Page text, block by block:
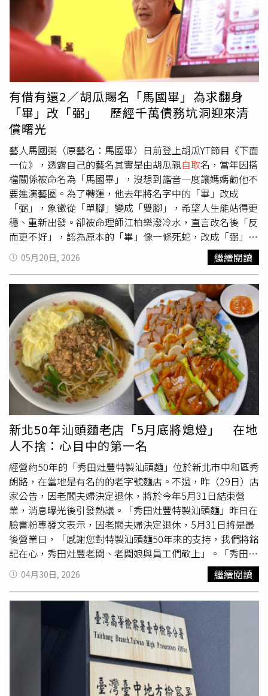
示，如果能藉此調高員工基本薪資並徹底廢除小費制度，他
們其實非常樂意接受菜單價格適度調漲。
也必須肩負社會環境責任以及珍惜公共資源的義務，因此台
積電近年在ESG、綠能投資與公益等項目的投入持續增加，
這也是公司重新調整利潤分配的重要原因之一。不過，魏哲
家也在會中多次強調，「公司對員工的照顧不會改變」，並
直接回應近期外界最關注的分紅縮水問題。他表示，台積電
員工分紅「沒有天花板」，創辦人張忠謀過去也曾要求，希
望員工每年拿到的分紅，都能比前一年更多。魏哲家指出，
近年隨著公司營運規模持續擴大、獲利屢創新高，自2023
年至今，台積電員工分紅年增幅都不低於30%，甚至高於3
成。今年若員工績效考核與去年維持一致，公司仍有信心讓
全年分紅持續強勁成長，增幅將超越去年30%的水準。根據
參與溝通會的員工轉述，魏哲家也特別向同仁喊話，表示自
己對台積電未來發展非常有信心，「記住我今天講的話，拿
分紅買台積電股票，保證未來生活無虞。」他鼓勵員工將分
紅再投入公司股票，認為長期持有將能共享公司成長成果。
此外，魏哲家也回應外界對組織調整與人才流失的疑慮。他
強調，目前台積電沒有任何結構性調整計畫，也不擔心競爭
對手挖角人才。與部分企業不同的是，台積電不會依照單位
是否賺錢，決定該部門領取分紅多寡，「即使沒有賺錢，也
是公司的一份子。」除了分紅議題外，魏哲家也透露，未來
公司目標將是「基層員工加薪幅度高於主管」，希望第一線
員工能更直接共享公司成長紅利。由於近年全球半導體競爭
升溫，加上台積電持續海外擴廠、資本支出與永續投資增
加，薪資、分紅與人才流動問題也格外受到關注。此次魏哲
家罕見親自取消出差、全面與員工溝通，被外界視為台積電
近年少見的大動作，也反映公司對內部士氣與人才穩定的高
度重視。
有借有還2／胡瓜賜名「馬國畢」為求翻身
「畢」改「弼」 歷經千萬債務坑洞迎來清
償曙光
藝人馬國弼（原藝名：馬國畢）日前登上胡瓜YT節目《下面
一位》，透露自己的藝名其實是由胡瓜親自取名，當年因搭
檔關係被命名為「馬國畢」，沒想到諧音一度讓媽媽勸他不
要進演藝圈。為了轉運，他去年將名字中的「畢」改成
「弼」，象徵從「單腳」變成「雙腳」，希望人生能站得更
穩、重新出發。卻被命理師江柏樂潑冷水，直言改名後「反
而更不好」，認為原本的「畢」像一條死蛇，改成「弼」後
變成兩條活蛇，加上「弓」字象徵蛇，而馬國弼生肖屬兔，
恐怕會因此走衰運長達10年。因為簽賭欠下巨額債務，馬國
弼也與結婚3年愛妻謝依純離婚。（圖／報系資料照）日前
馬國弼（左）登上胡瓜（中）YT節目《下面一位》，透露自
己的藝名其實是由胡瓜親自取 名。（圖／下面一位提供）13
年前馬國弼原本只是跟身邊球迷討論輸贏，後來卻變質成了
賭博，嘗過幾次甜頭的他變本加厲投注，沒想到最後讓他欠
下了高達5千萬的大額債務，更為此離婚。而在人生低谷
時，馬國弼感念不少演藝圈前輩曾出手相助。他說當時康康
得知他在外借錢後，第一時間不是責備，而是直接問「怎麼
欠錢」，隨後更豪爽借了200萬元，之後只要有活動也常帶
著他一起主持，讓他至今仍非常感激。而在負債新聞爆發
後，讓他演藝工作幾乎全面停擺，唯一還能上的通告就是胡
瓜的節目，馬國弼也感謝胡瓜大哥的默默伸手幫忙。命理師
江柏樂（右）指馬國弼改名「反而更不好」、還可能「恐衰
十年」，讓馬國弼當場傻眼。（圖／年代提供）馬國弼為了
還債，不但變賣家產，也接下外送等工作努力賺錢。（圖／
翻攝自馬國畢FB）馬國弼過去為了還債，不但變賣家產，
也接下各種工作努力賺錢，包含直播帶貨、跑外送、夜市擺
攤等，甚至還曾到林口當搬家工人，被民眾目擊在烈日下搬
運家具，影片在網路上瘋傳，對此，馬國弼坦言是在好友介
紹下接觸搬家工作，每次出車可賺1000至2000元，「積少
成多也很好」，還笑說因為影片流量太高，老闆甚至乾脆找
他當業務，還有人指定要他親送家具。日前馬國弼出席民視
八點檔《豆腐媽媽》發布會時透露自己債務「再接兩檔戲應
該就能還完」。（圖／民視提供）他先前透露努力多年後原
本已還到剩約800萬元，未料2020年投資炸雞店失利，再度
慘賠超過190萬元，財務壓力雪上加霜。日前他出席民視八
點檔《豆腐媽媽》發布會時透露，目前債務已接近尾聲，
「再接兩檔戲應該就能還完」，但也無奈表示有人拿他的名
字亂簽本票，幸好使用的是藝名，法律上無法成立，坦言這
05月20日, 2026 繼續閱讀
新北50年汕頭麵老店「5月底將熄燈」 在地
人不捨：心目中的第一名
經營約50年的「秀田灶豐特製汕頭麵」位於新北市中和區秀
朗路，在當地是有名的的老字號麵店。不過，昨（29日）店
家公告，因老闆夫婦決定退休，將於今年5月31日結束營
業，消息曝光後引發熱議。「秀田灶豐特製汕頭麵」昨日在
臉書粉專發文表示，因老闆夫婦決定退休，5月31日將是最
後營業日，「感謝您對特製汕頭麵50年來的支持，我們將銘
記在心，秀田灶豐老闆、老闆娘與員工們敬上」。「秀田灶
豐特製汕頭麵」的女兒們表示，本店從民國65年由外祖父母
創立，之後由父母接手經營，並持續改良口味，研發辣椒
醬、改用更高級的豬後腿肉炒製肉燥、海帶使用日本北海道
昆布與堅持選用知名麵粉，並使用豬大骨熬湯，不加任何添
加物或增味劑。女兒們透露，因為全家人都已經吃習慣父親
的麵條、肉燥、辣椒醬，女兒們已向父親提議定期開團，有
時間製作時就多做一些，「除了我們自己吃，也能讓想吃的
顧客買回家煮」，目前暫訂使用預購自取或宅配方式寄送，
未來有任何新消息將再於粉專通知。「秀田灶豐特製汕頭
04月30日, 2026 繼續閱讀